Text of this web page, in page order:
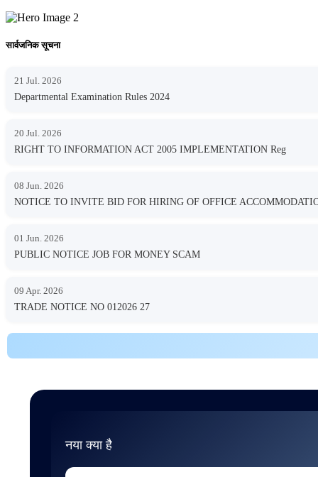
सार्वजनिक सूचना
21 Jul. 2026
Departmental Examination Rules 2024
20 Jul. 2026
RIGHT TO INFORMATION ACT 2005 IMPLEMENTATION Reg
08 Jun. 2026
NOTICE TO INVITE BID FOR HIRING OF OFFICE
01 Jun. 2026
PUBLIC NOTICE JOB FOR MONEY SCAM
09 Apr. 2026
TRADE NOTICE NO 012026 27
नया क्या है